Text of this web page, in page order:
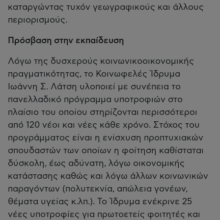
καταργώντας τυχόν γεωγραφικούς και άλλους
περιορισμούς.
Πρόσβαση στην εκπαίδευση
Λόγω της δυσχερούς κοινωνικοοικονομικής
πραγματικότητας, το Κοινωφελές Ίδρυμα
Ιωάννη Σ. Λάτση υλοποιεί με συνέπεια το
πανελλαδικό πρόγραμμα υποτροφιών στο
πλαίσιο του οποίου στηρίζονται περισσότεροι
από 120 νέοι και νέες κάθε χρόνο. Στόχος του
προγράμματος είναι η ενίσχυση προπτυχιακών
σπουδαστών των οποίων η φοίτηση καθίσταται
δύσκολη, έως αδύνατη, λόγω οικονομικής
κατάστασης καθώς και λόγω άλλων κοινωνικών
παραγόντων (πολυτεκνία, απώλεια γονέων,
θέματα υγείας κ.λπ.). Το Ίδρυμα ενέκρινε 25
νέες υποτροφίες για πρωτοετείς φοιτητές και